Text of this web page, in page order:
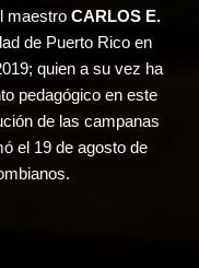
maestro CARLOS E.
de Puerto Rico en
quien a su vez ha
pedagógico en este
de las campanas
el 19 de agosto de